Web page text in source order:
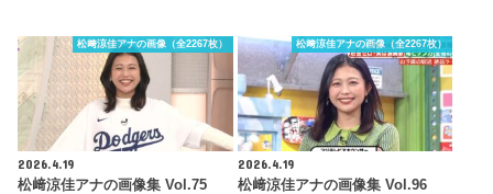
松﨑涼佳アナの画像（全2267枚）
2026.4.19
松﨑涼佳アナの画像集 Vol.75
松﨑涼佳アナの画像（全2267枚）
2026.4.19
松﨑涼佳アナの画像集 Vol.96